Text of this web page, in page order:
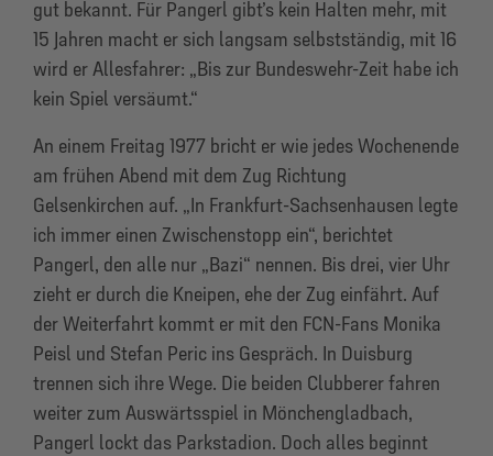
gut bekannt. Für Pangerl gibt’s kein Halten mehr, mit
15 Jahren macht er sich langsam selbstständig, mit 16
wird er Allesfahrer: „Bis zur Bundeswehr-Zeit habe ich
kein Spiel versäumt.“
An einem Freitag 1977 bricht er wie jedes Wochenende
am frühen Abend mit dem Zug Richtung
Gelsenkirchen auf. „In Frankfurt-Sachsenhausen legte
ich immer einen Zwischenstopp ein“, berichtet
Pangerl, den alle nur „Bazi“ nennen. Bis drei, vier Uhr
zieht er durch die Kneipen, ehe der Zug einfährt. Auf
der Weiterfahrt kommt er mit den FCN-Fans Monika
Peisl und Stefan Peric ins Gespräch. In Duisburg
trennen sich ihre Wege. Die beiden Clubberer fahren
weiter zum Auswärtsspiel in Mönchengladbach,
Pangerl lockt das Parkstadion. Doch alles beginnt